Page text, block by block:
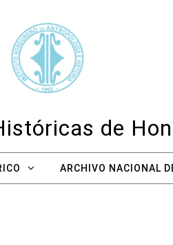
de
ARCHIVO NACIONAL